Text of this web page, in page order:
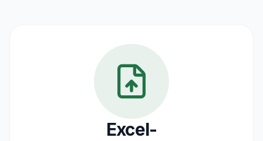
Excel-